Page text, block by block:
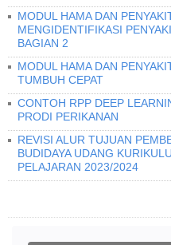
MODUL HAMA DAN
MENGIDENTIFIKASI
BAGIAN 2
MODUL HAMA DAN
TUMBUH CEPAT
CONTOH RPP DEEP
PRODI PERIKANAN
REVISI ALUR TUJUAN
BUDIDAYA UDANG
PELAJARAN 2023/2024